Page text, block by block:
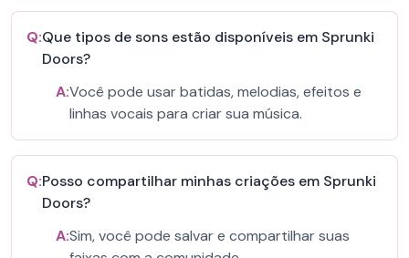
Q:Que tipos de sons estão disponíveis em Sprunki
Doors?
A:Você pode usar batidas, melodias, efeitos e
linhas vocais para criar sua música.
Q:Posso compartilhar minhas criações em Sprunki
Doors?
A:Sim, você pode salvar e compartilhar suas